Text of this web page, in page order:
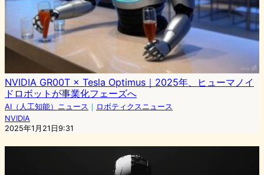
NVIDIA GR00T × Tesla Optimus｜2025年、ヒューマノイ
ドロボットが事業化フェーズへ
AI（人工知能）ニュース ｜ ロボティクスニュース
NVIDIA
2025年1月21日9:31